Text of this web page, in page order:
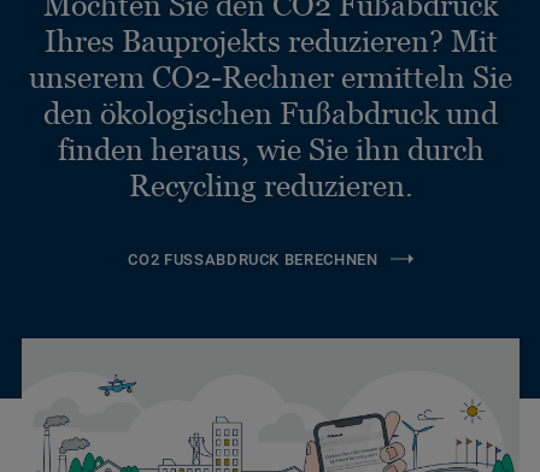
Ihres Bauprojekts reduzieren? Mit
unserem CO2-Rechner ermitteln Sie
den ökologischen Fußabdruck und
finden heraus, wie Sie ihn durch
Recycling reduzieren.
CO2 FUSSABDRUCK BERECHNEN